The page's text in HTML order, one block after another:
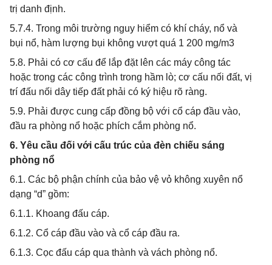
trị danh định.
5.7.4. Trong môi trường nguy hiểm có khí cháy, nổ và
bụi nổ, hàm lượng bụi không vượt quá 1 200 mg/m3
5.8. Phải có cơ cấu để lắp đặt lên các máy công tác
hoặc trong các công trình trong hầm lò; cơ cấu nối đất, vị
trí đấu nối dây tiếp đất phải có ký hiệu rõ ràng.
5.9. Phải được cung cấp đồng bộ với cổ cáp đầu vào,
đầu ra phòng nổ hoặc phích cắm phòng nổ.
6. Yêu cầu đối với cấu trúc của đèn chiếu sáng
phòng nổ
6.1. Các bộ phận chính của bảo vệ vỏ không xuyên nổ
dạng “d” gồm:
6.1.1. Khoang đấu cáp.
6.1.2. Cổ cáp đầu vào và cổ cáp đầu ra.
6.1.3. Cọc đấu cáp qua thành và vách phòng nổ.